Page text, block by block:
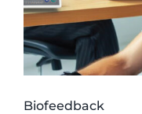
Biofeedback